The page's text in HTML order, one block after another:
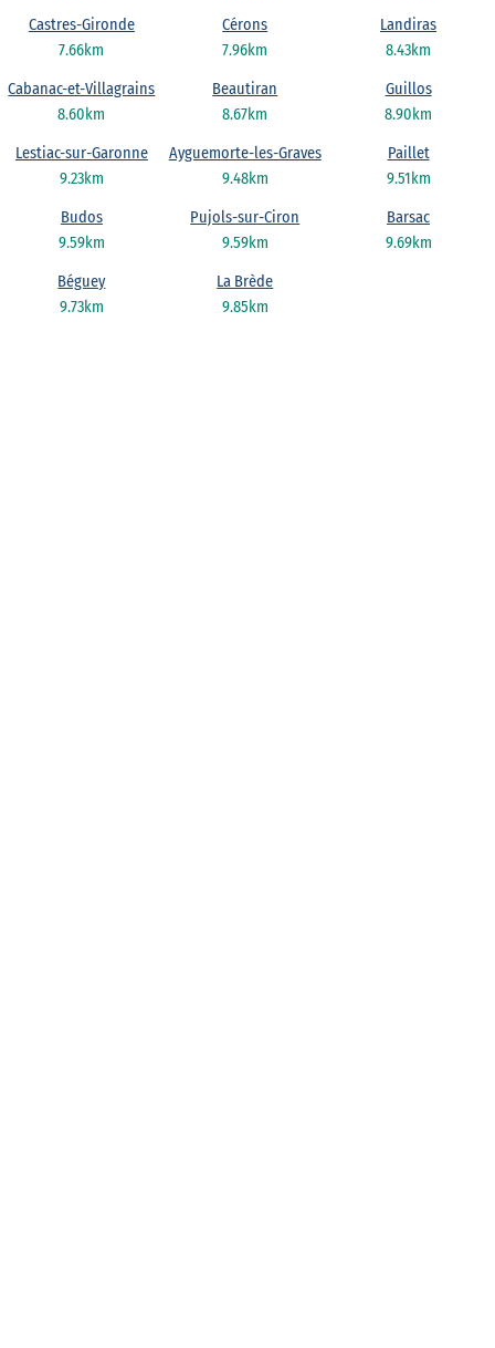
7.66km
Castres-Gironde
7.96km
Cérons
8.43km
Landiras
8.60km
Cabanac-et-Villagrains
8.67km
Beautiran
8.90km
Guillos
9.23km
Lestiac-sur-Garonne
9.48km
Ayguemorte-les-Graves
9.51km
Paillet
9.59km
Budos
9.59km
Pujols-sur-Ciron
9.69km
Barsac
9.73km
Béguey
9.85km
La Brède